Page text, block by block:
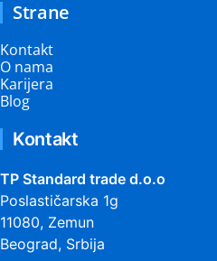
Strane
Kontakt
O nama
Karijera
Blog
Kontakt
TP Standard trade d.o.o
Poslastičarska 1g
11080, Zemun
Beograd, Srbija